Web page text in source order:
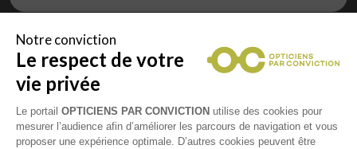
Vous êtes un professionnel de la vue et
vous souhaitez nous rejoindre ?
Contactez Alliance Optic, la centrale d’achats et
d’accompagnement des opticiens indépendants
Notre conviction
Le respect de votre
vie privée
Le portail OPTICIENS PAR CONVICTION utilise des cookies pour
mesurer l’audience afin d’améliorer les parcours de navigation et vous
proposer une expérience optimale. D’autres cookies peuvent être